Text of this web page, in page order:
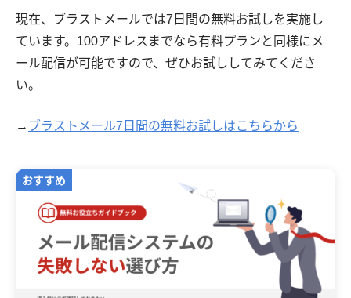
現在、ブラストメールでは7日間の無料お試しを実施し
ています。100アドレスまでなら有料プランと同様にメ
ール配信が可能ですので、ぜひお試ししてみてくださ
い。
→ ブラストメール7日間の無料お試しはこちらから